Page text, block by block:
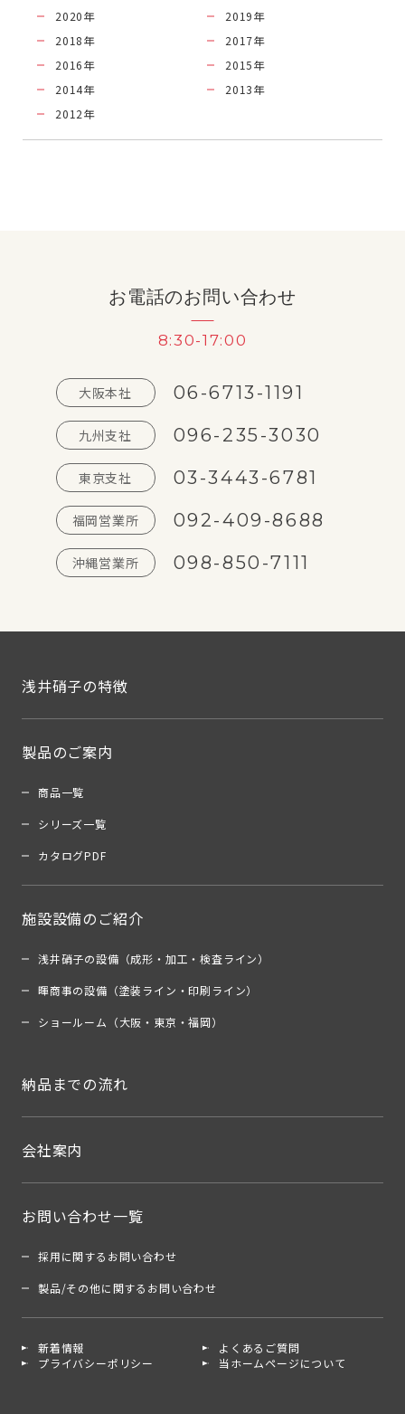
2020年 2019年
2018年 2017年
2016年 2015年
2014年 2013年
2012年
お電話のお問い合わせ
8:30-17:00
大阪本社 06-6713-1191
九州支社 096-235-3030
東京支社 03-3443-6781
福岡営業所 092-409-8688
沖縄営業所 098-850-7111
浅井硝子の特徴
製品のご案内
商品一覧
シリーズ一覧
カタログPDF
施設設備のご紹介
浅井硝子の設備（成形・加工・検査ライン）
暉商事の設備（塗装ライン・印刷ライン）
ショールーム（大阪・東京・福岡）
納品までの流れ
会社案内
お問い合わせ一覧
採用に関するお問い合わせ
製品/その他に関するお問い合わせ
新着情報
よくあるご質問
プライバシーポリシー
当ホームページについて